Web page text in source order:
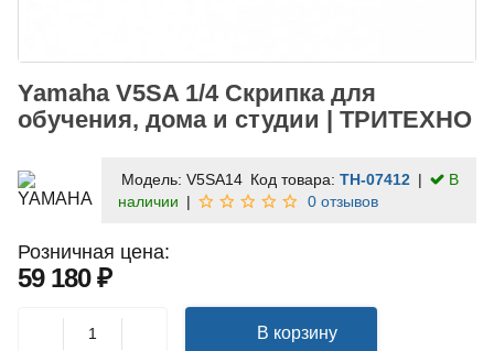
Yamaha V5SA 1/4 Скрипка для
обучения, дома и студии | ТРИТЕХНО
Модель: V5SA14 Код товара: TH-07412
В
наличии
0 отзывов
Розничная цена:
59 180 ₽
В корзину